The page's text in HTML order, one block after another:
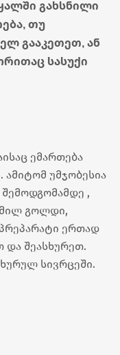
გახსნილი
თუ
გააკეთეთ, ან
სასუქი
ემართება
ამიტომ უმჯობესია
,
გოლდი,
ერთად
და შეასხურეთ.
სივრცეში.